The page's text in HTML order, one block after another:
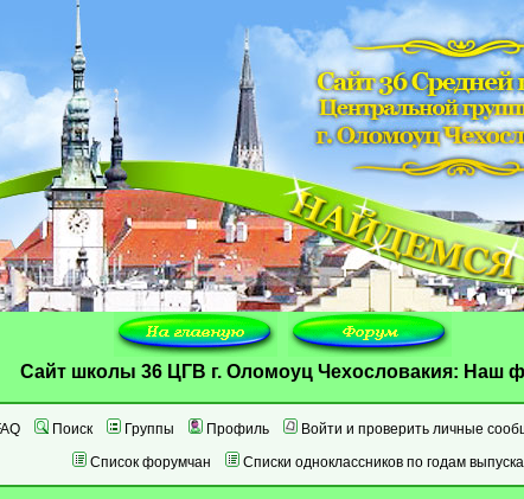
Cайт школы 36 ЦГВ г. Оломоуц Чехословакия: Наш
Поиск Группы Профиль Войти и проверить личные
Список форумчан
Списки одноклассников по годам выпуска